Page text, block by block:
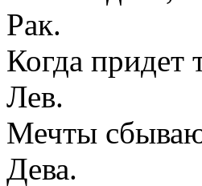
Рак.
Когда придет
Лев.
Мечты
Дева.